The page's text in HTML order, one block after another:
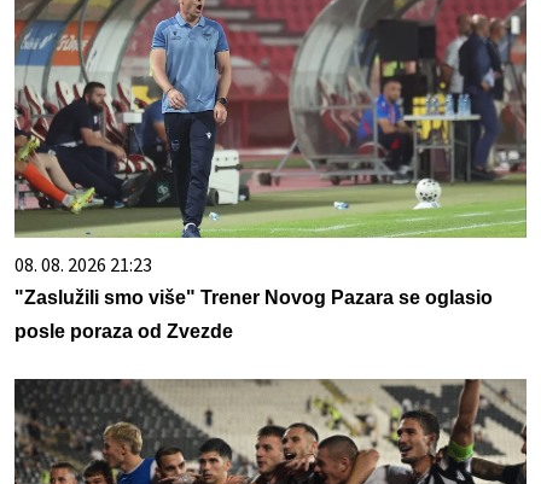
08. 08. 2026 21:23
"Zaslužili smo više" Trener Novog Pazara se oglasio
posle poraza od Zvezde